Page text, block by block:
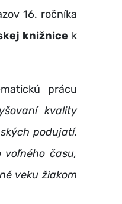
16. ročníka
knižnice k
prácu
kvality
podujatí.
času,
veku žiakom